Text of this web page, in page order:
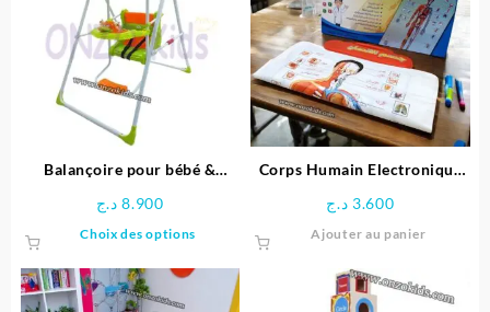
Les
options
être
choisies
sur
la
page
Balançoire pour bébé &
8.900 د.ج
Choix des options
plusieurs
Corps Humain Electronique
3.600 د.ج
Ajouter au panier